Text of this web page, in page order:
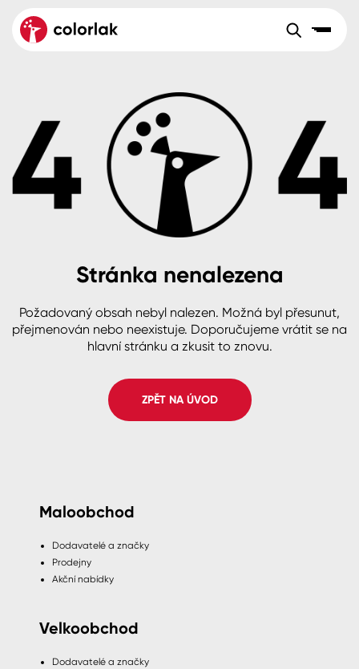
Velkoobchod Sortiment
Aktuality
Reference
O společnosti
B2B +420 800 145 555Po – Pá: 8:00–15:00
Česko
Slovensko Polsko Worldwide
Dřevo
Beton, asfalt, minerální podklady
Plast, sklo, keramika
Stěny
Fasády
Spreje
Colorlak Dekor
Colorlak Profi
Colorlak Pta
Stránka nenalezena
Požadovaný obsah nebyl nalezen. Možná byl přesunut,
přejmenován nebo neexistuje. Doporučujeme vrátit se na
hlavní stránku a zkusit to znovu.
ZPĚT NA ÚVOD
Maloobchod
Dodavatelé a značky
Prodejny
Akční nabídky
Velkoobchod
Dodavatelé a značky